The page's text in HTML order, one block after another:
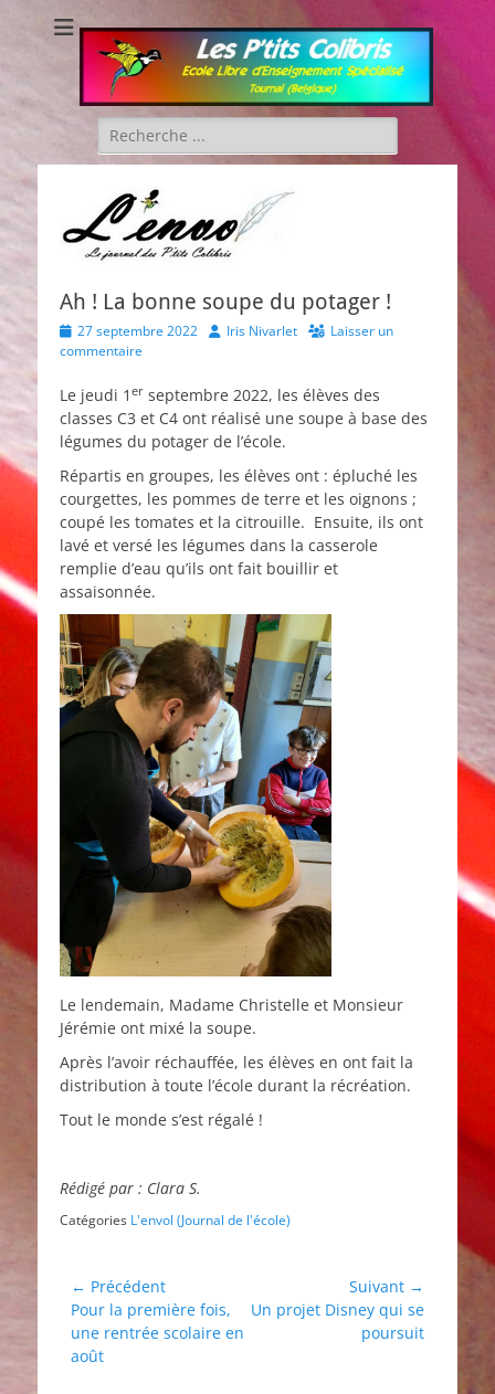
Les P'tits Colibris
Rechercher :
Ah ! La bonne soupe du potager !
Posted
on
27 septembre 2022 AuthorIris Nivarlet
Laisser un
commentaire
Le jeudi 1 er septembre 2022, les élèves des
classes C3 et C4 ont réalisé une soupe à base des
légumes du potager de l’école.
Répartis en groupes, les élèves ont : épluché les
courgettes, les pommes de terre et les oignons ;
coupé les tomates et la citrouille. Ensuite, ils ont
lavé et versé les légumes dans la casserole
remplie d’eau qu’ils ont fait bouillir et
assaisonnée.
Le lendemain, Madame Christelle et Monsieur
Jérémie ont mixé la soupe.
Après l’avoir réchauffée, les élèves en ont fait la
distribution à toute l’école durant la récréation.
Tout le monde s’est régalé !
Rédigé par : Clara S.
Catégories L'envol (Journal de l'école)
Navigation
de
l’article
← Précédent
Article
précédent :
Pour la première fois,
une rentrée scolaire en
août
Suivant →
Article
Un projet Disney qui se
poursuit